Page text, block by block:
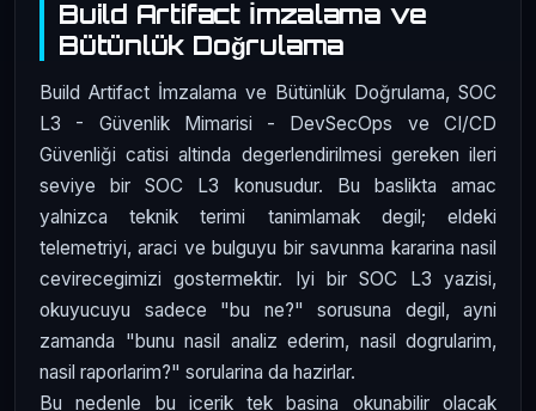
Build Artifact İmzalama ve
Bütünlük Doğrulama
Build Artifact İmzalama ve Bütünlük Doğrulama, SOC
L3 - Güvenlik Mimarisi - DevSecOps ve CI/CD
Güvenliği catisi altinda degerlendirilmesi gereken ileri
seviye bir SOC L3 konusudur. Bu baslikta amac
yalnizca teknik terimi tanimlamak degil; eldeki
telemetriyi, araci ve bulguyu bir savunma kararina nasil
cevirecegimizi gostermektir. Iyi bir SOC L3 yazisi,
okuyucuyu sadece "bu ne?" sorusuna degil, ayni
zamanda "bunu nasil analiz ederim, nasil dogrularim,
nasil raporlarim?" sorularina da hazirlar.
Bu nedenle bu icerik tek basina okunabilir olacak